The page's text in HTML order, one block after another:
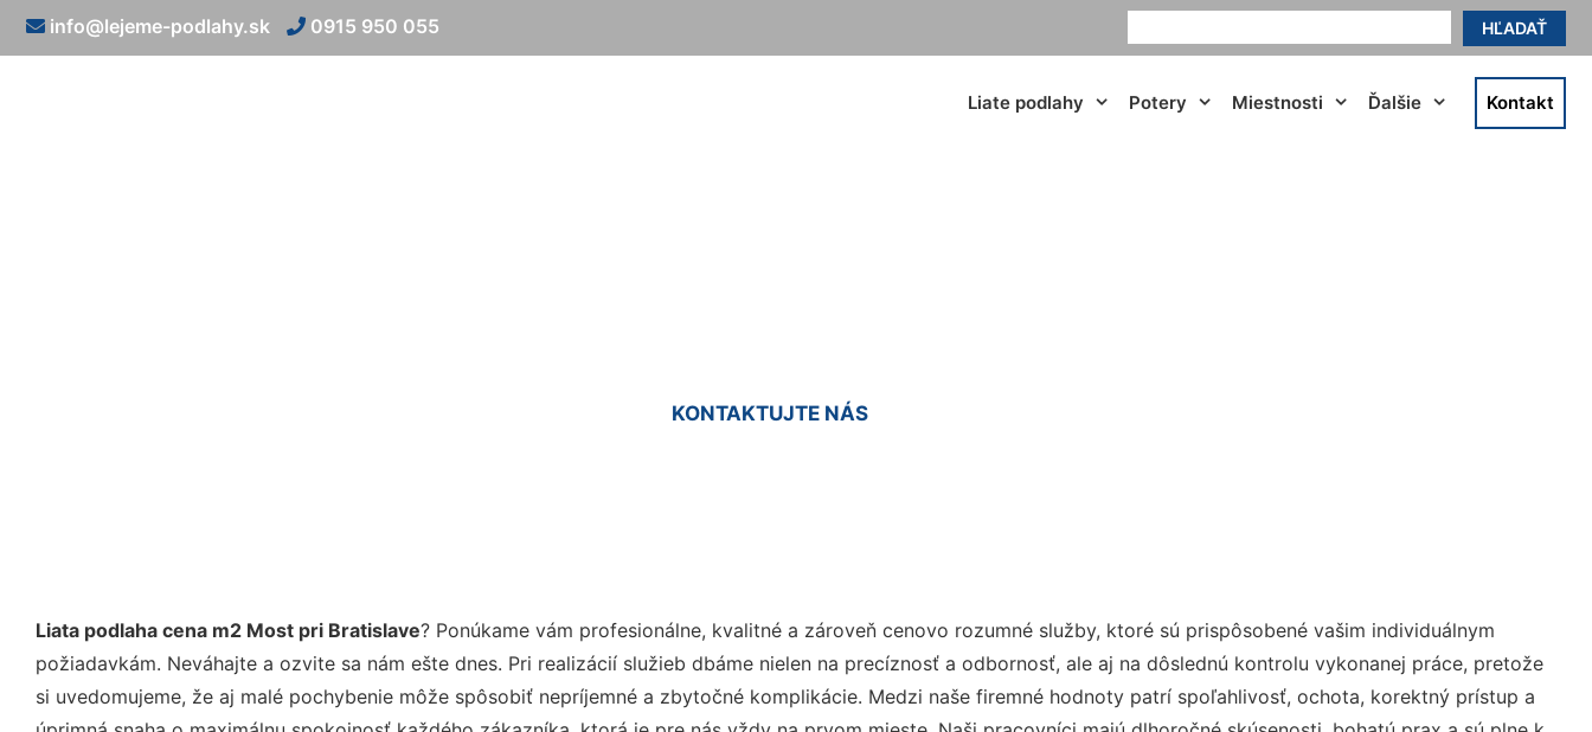
HĽADAŤ
info@lejeme-podlahy.sk 0915 950 055
Liate podlahy Potery Miestnosti Ďalšie Kontakt
KONTAKTUJTE NÁS
Liata podlaha cena m2 Most pri Bratislave? Ponúkame vám profesionálne, kvalitné a zároveň cenovo rozumné služby, ktoré sú prispôsobené vašim individuálnym
požiadavkám. Neváhajte a ozvite sa nám ešte dnes. Pri realizácií služieb dbáme nielen na precíznosť a odbornosť, ale aj na dôslednú kontrolu vykonanej práce, pretože
si uvedomujeme, že aj malé pochybenie môže spôsobiť nepríjemné a zbytočné komplikácie. Medzi naše firemné hodnoty patrí spoľahlivosť, ochota, korektný prístup a